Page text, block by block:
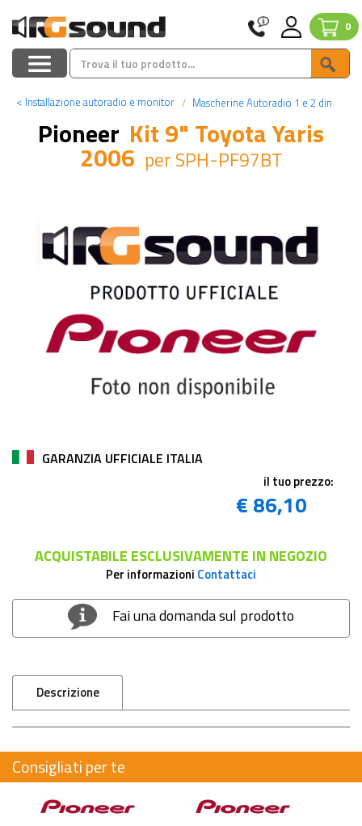
0
< Installazione autoradio e monitor Mascherine Autoradio 1 e 2 din
Pioneer Kit 9" Toyota Yaris
2006 per SPH-PF97BT
GARANZIA UFFICIALE ITALIA
il tuo prezzo:
€ 86,10
ACQUISTABILE ESCLUSIVAMENTE IN NEGOZIO
Per informazioni Contattaci
Fai una domanda sul prodotto
Descrizione
Consigliati per te